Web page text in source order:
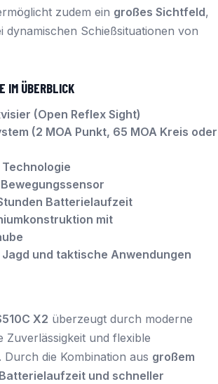
zudem ein großes Sichtfeld,
dynamischen Schießsituationen von
IM ÜBERBLICK
(Open Reflex Sight)
(2 MOA Punkt, 65 MOA Kreis oder
Batterielaufzeit
mit
und taktische Anwendungen
X2 überzeugt durch moderne
Zuverlässigkeit und flexible
die Kombination aus großem
und schneller